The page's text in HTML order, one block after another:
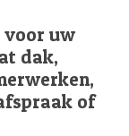
voor uw
dak,
of